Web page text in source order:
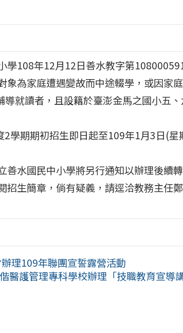
學108年12月12日善水教字第
象為家庭遭遇變故而中途輟學，或因家
就讀者，且設籍於臺澎金馬之國小五
學期期初招生即日起至109年1月3日(星
善水國民中小學將另行通知以辦理後續
招生簡章，倘有疑義，請逕洽教務主任
理109年聯團宣誓露營活動
醫護管理專科學校辦理「技職教育宣導